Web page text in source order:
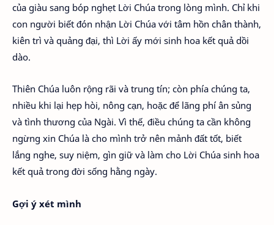
của giàu sang bóp nghẹt Lời Chúa trong lòng mình. Chỉ khi
con người biết đón nhận Lời Chúa với tâm hồn chân thành,
kiên trì và quảng đại, thì Lời ấy mới sinh hoa kết quả dồi
dào.
Thiên Chúa luôn rộng rãi và trung tín; còn phía chúng ta,
nhiều khi lại hẹp hòi, nông cạn, hoặc để lãng phí ân sủng
và tình thương của Ngài. Vì thế, điều chúng ta cần không
ngừng xin Chúa là cho mình trở nên mảnh đất tốt, biết
lắng nghe, suy niệm, gìn giữ và làm cho Lời Chúa sinh hoa
kết quả trong đời sống hằng ngày.
Gợi ý xét mình